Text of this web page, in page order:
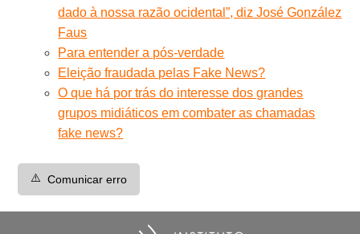
dado à nossa razão ocidental”, diz José González
Faus
Para entender a pós-verdade
Eleição fraudada pelas Fake News?
O que há por trás do interesse dos grandes
grupos midiáticos em combater as chamadas
fake news?
⚠️ Comunicar erro